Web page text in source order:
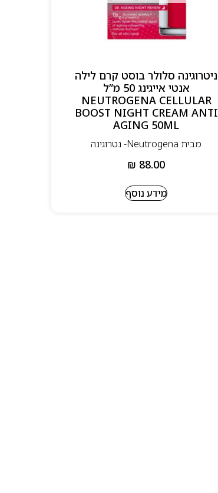
ניטרוגינה סלולר בוסט קרם לילה
אנטי אייגינג 50 מ”ל
NEUTROGENA CELLULAR
BOOST NIGHT CREAM ANTI
AGING 50ML
מבית Neutrogena- נטרוגינה
₪ 88.00
מידע נוסף